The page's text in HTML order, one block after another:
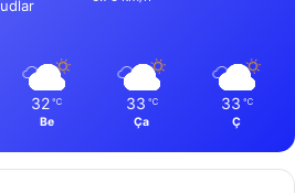
32 ℃
Be
33 ℃
Ça
33 ℃
Ç